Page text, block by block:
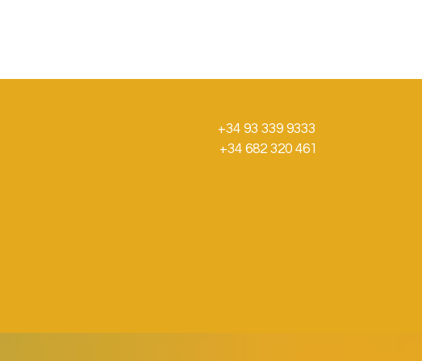
+34 93 339 9333
+34 682 320 461